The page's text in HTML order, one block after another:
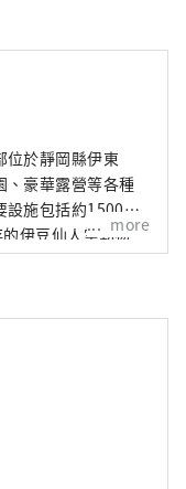
位於靜岡縣伊東
、豪華露營等各種
設施包括約1500種
伊豆仙人掌動物
公園以及夜間燈光
可以近距離接觸
續為遊客提供豐
more